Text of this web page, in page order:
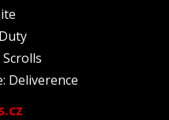
Deliverence